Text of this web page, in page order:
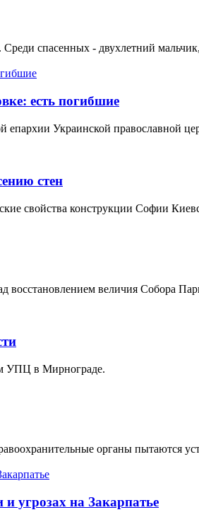
спасенных - двухлетний
есть погибшие
епархии Украинской православной
стен
свойства конструкции Софии
восстановлением величия Собора
УПЦ в Мирнограде.
органы пытаются
угрозах на Закарпатье